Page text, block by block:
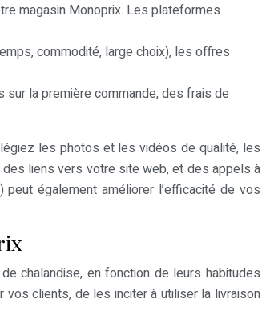
magasin Monoprix. Les plateformes
commodité, large choix), les offres
la première commande, des frais de
les photos et les vidéos de qualité, les
liens vers votre site web, et des appels à
également améliorer l’efficacité de vos
chalandise, en fonction de leurs habitudes
vos clients, de les inciter à utiliser la livraison